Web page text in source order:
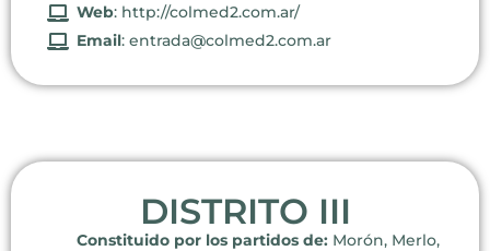
Web: http://colmed2.com.ar/
Email: entrada@colmed2.com.ar
DISTRITO III
Constituido por los partidos de: Morón, Merlo,